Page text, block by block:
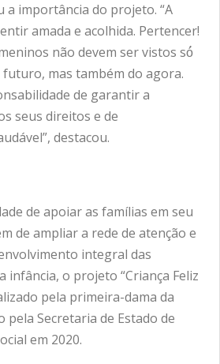
a importância do projeto. “A
amada e acolhida. Pertencer!
não devem ser vistos só́
mas também do agora.
de garantir a
seus direitos e de
destacou.
de apoiar as famílias em seu
de ampliar a rede de atenção e
integral das
infância, o projeto “Criança Feliz
pela primeira-dama da
pela Secretaria de Estado de
em 2020.